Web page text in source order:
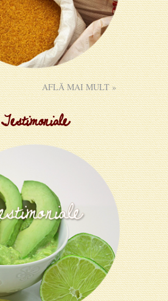
AFLĂ MAI MULT »
Testimoniale